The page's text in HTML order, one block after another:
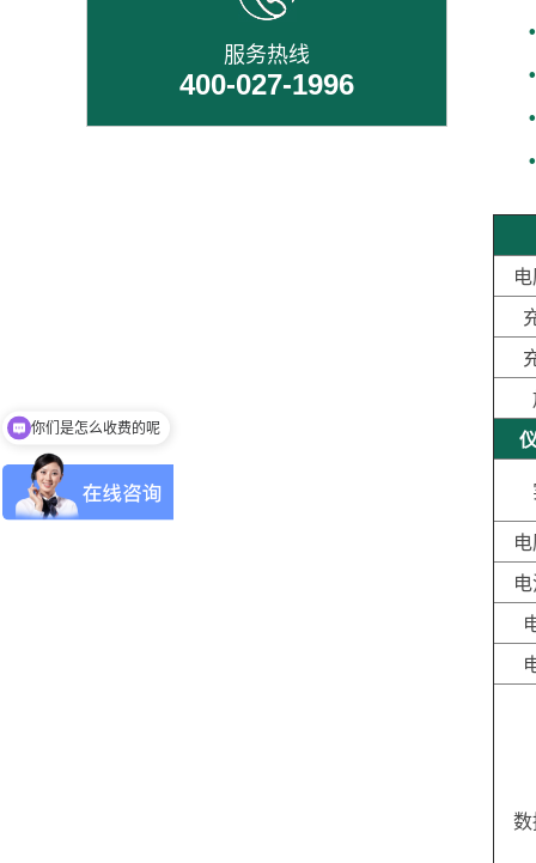
服务热线
400-027-1996
•
•
•
•
仪
数
你们是怎么收费的呢